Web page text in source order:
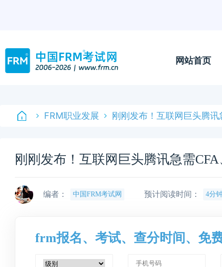
网站首页
FRM职业发展 刚刚发布！互联网巨头腾
刚刚发布！互联网巨头腾讯急需
编者： 中国FRM考试网 预计阅读时间： 4分
frm报名、考试、查分时间、免